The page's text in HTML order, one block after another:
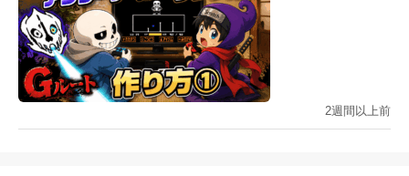
2週間以上前